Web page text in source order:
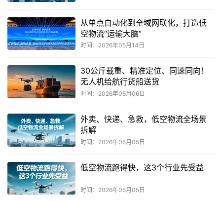
从单点自动化到全域网联化，打造低
空物流“运输大脑”
时间：2026年05月14日
30公斤载重、精准定位、同速同向！
无人机给航行货船送货
时间：2026年05月06日
外卖、快递、急救，低空物流全场景
拆解
时间：2026年05月05日
低空物流跑得快，这3个行业先受益
时间：2026年05月05日